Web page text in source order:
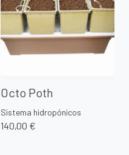
Octo Poth
Sistema hidropónicos
140,00 €